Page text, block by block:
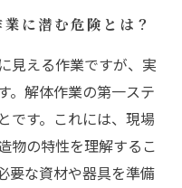
に潜む危険とは？
見える作業ですが、実
。解体作業の第一ステ
です。これには、現場
物の特性を理解するこ
要な資材や器具を準備